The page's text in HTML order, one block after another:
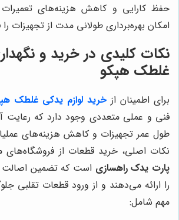
حفظ کارایی و کاهش هزینه‌های
امکان بهره‌برداری طولانی مدت از تجهیزات
نکات کلیدی در خرید و
غلطک هپکو
برای اطمینان از خرید لوازم یدکی غلطک
فنی و عملی متعددی وجود دارد که
طول عمر تجهیزات و کاهش هزینه‌های
نکات اصلی، خرید قطعات از فروشگاه‌های
پارت یدک راهسازی است که تضمین
را ارائه می‌دهند و از ورود قطعات تقلبی
مهم شامل: